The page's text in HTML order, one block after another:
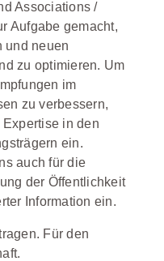
Associations /
Aufgabe gemacht,
und neuen
zu optimieren. Um
im
zu verbessern,
in den
ein.
auch für die
der Öffentlichkeit
Information ein.
Für den